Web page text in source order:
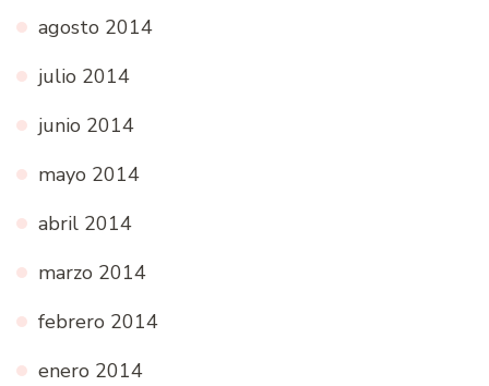
agosto 2014
julio 2014
junio 2014
mayo 2014
abril 2014
marzo 2014
febrero 2014
enero 2014